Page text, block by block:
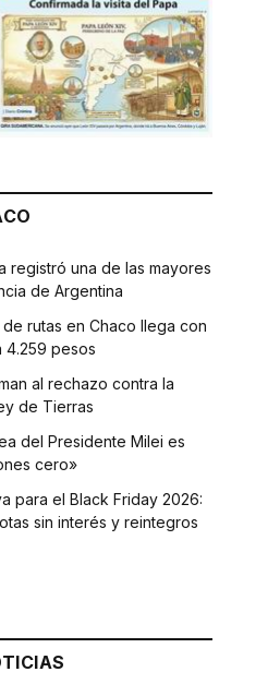
registró una de las mayores
de Argentina
rutas en Chaco llega con
4.259 pesos
al rechazo contra la
de Tierras
del Presidente Milei es
cero»
para el Black Friday 2026:
sin interés y reintegros